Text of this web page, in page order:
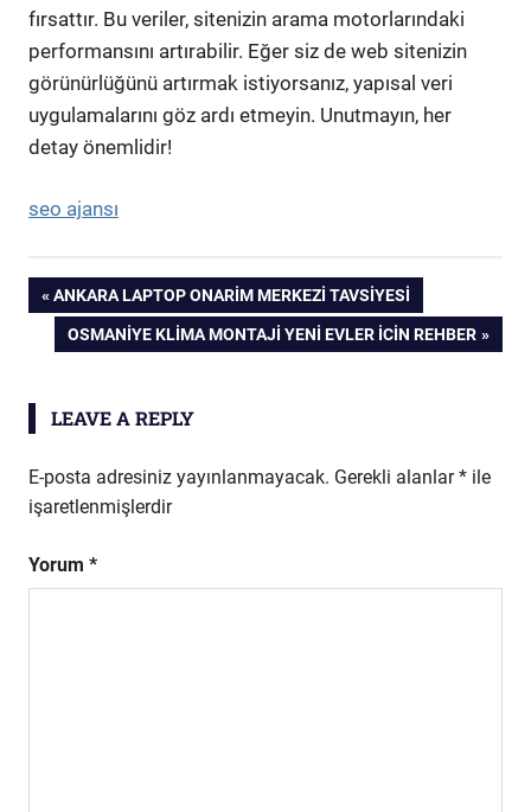
fırsattır. Bu veriler, sitenizin arama motorlarındaki
performansını artırabilir. Eğer siz de web sitenizin
görünürlüğünü artırmak istiyorsanız, yapısal veri
uygulamalarını göz ardı etmeyin. Unutmayın, her
detay önemlidir!
seo ajansı
Yazı
gezinmesi
PREVIOUS
POST:
ANKARA LAPTOP ONARIM MERKEZI TAVSIYESI
NEXT
OSMANIYE KLIMA MONTAJI YENI EVLER İCIN REHBER
LEAVE A REPLY
E-posta adresiniz yayınlanmayacak. Gerekli alanlar* ile
işaretlenmişlerdir
Yorum *